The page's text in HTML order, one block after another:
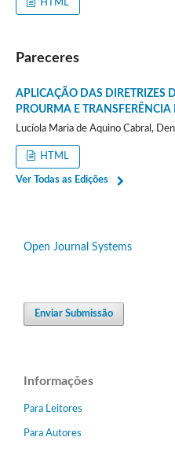
HTML
Pareceres
APLICAÇÃO DAS DIRETRIZES
PROURMA E
Lucíola Maria de Aquino Cabral,
HTML
Ver Todas as Edições
Open Journal Systems
Enviar Submissão
Informações
Para Leitores
Para Autores